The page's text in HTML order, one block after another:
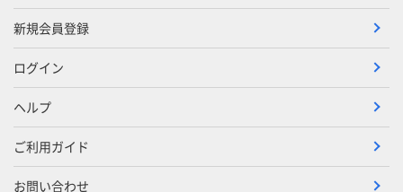
新規会員登録
ログイン
ヘルプ
ご利用ガイド
お問い合わせ